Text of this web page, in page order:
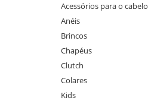
Acessórios para o cabelo
Anéis
Brincos
Chapéus
Clutch
Colares
Kids